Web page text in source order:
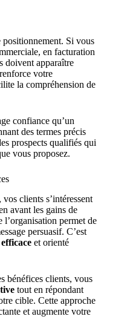
Si vous
en facturation
doivent apparaître
votre
la compréhension de
confiance qu’un
des termes précis
prospects qualifiés qui
vous proposez.
clients s’intéressent
avant les gains de
l’organisation permet de
persuasif. C’est
et orienté
bénéfices clients, vous
tout en répondant
cible. Cette approche
et augmente votre